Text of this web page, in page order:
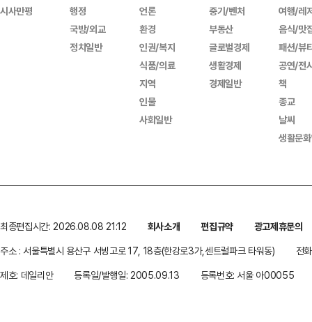
시사만평
행정
국방/외교
정치일반
언론
환경
인권/복지
식품/의료
지역
인물
사회일반
중기/벤처
부동산
글로벌경제
생활경제
경제일반
여행/레
음식/맛
패션/뷰
공연/전
책
종교
날씨
생활문
최종편집시간: 2026.08.08 21:12 회사소개 편집규약
광고제휴문의
주소 : 서울특별시 용산구 서빙고로 17, 18층(한강로3가,센트럴파크 타워동)
전
제호: 데일리안
등록일/발행일: 2005.09.13 등록번호: 서울 아00055